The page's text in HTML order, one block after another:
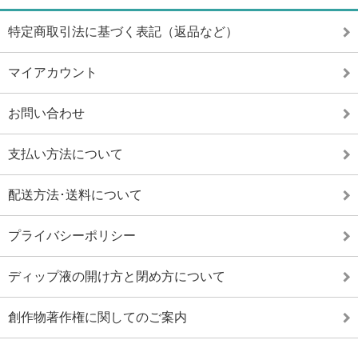
特定商取引法に基づく表記（返品など）
マイアカウント
お問い合わせ
支払い方法について
配送方法･送料について
プライバシーポリシー
ディップ液の開け方と閉め方について
創作物著作権に関してのご案内